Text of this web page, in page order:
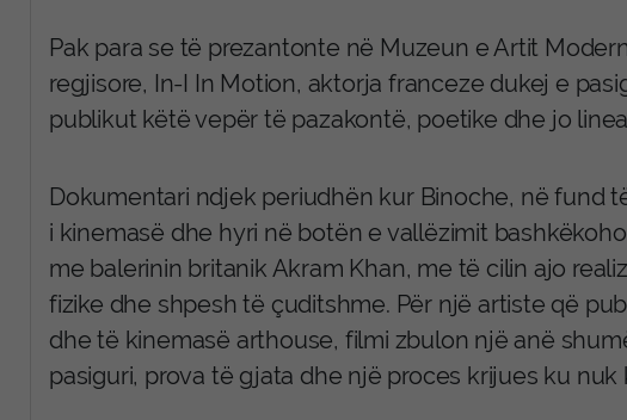
Pak para se të prezantonte në Muzeun e Artit
regjisore, In-I In Motion, aktorja franceze dukej e
publikut këtë vepër të pazakontë, poetike dhe jo
Dokumentari ndjek periudhën kur Binoche, në fund
i kinemasë dhe hyri në botën e vallëzimit
me balerinin britanik Akram Khan, me të cilin ajo
fizike dhe shpesh të çuditshme. Për një artiste që
dhe të kinemasë arthouse, filmi zbulon një anë
pasiguri, prova të gjata dhe një proces krijues ku nuk